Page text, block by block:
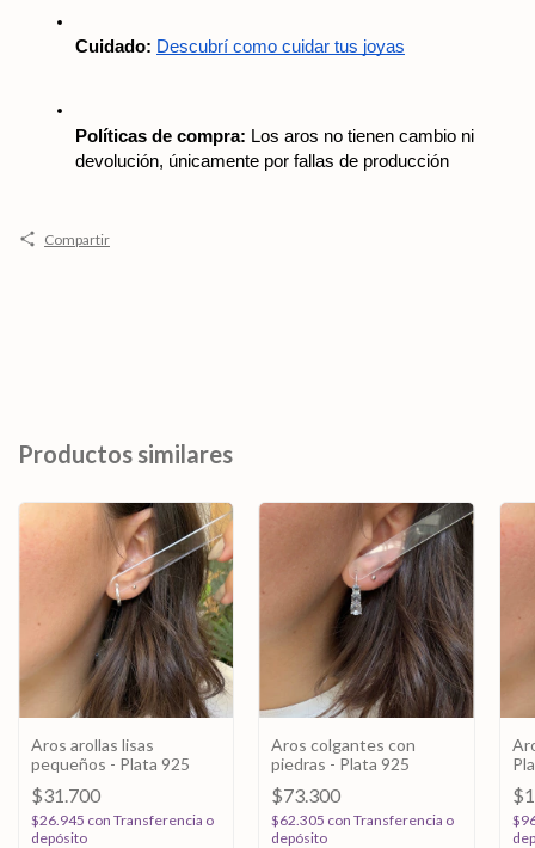
Cuidado: Descubrí como cuidar tus joyas
Políticas de compra: Los aros no tienen cambio ni
devolución, únicamente por fallas de producción
Compartir
Productos similares
Aros arollas lisas
pequeños - Plata 925
$31.700
$26.945 con Transferencia o
depósito
Aros colgantes con
piedras - Plata 925
$73.300
$62.305 con Transferencia o
depósito